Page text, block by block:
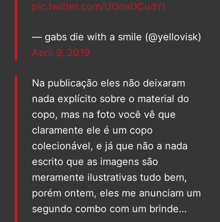
pic.twitter.com/UOoaDCudYj
— gabs die with a smile (@yellovisk)
April 9, 2019
Na publicação eles não deixaram
nada explícito sobre o material do
copo, mas na foto você vê que
claramente ele é um copo
colecionável, e já que não a nada
escrito que as imagens são
meramente ilustrativas tudo bem,
porém ontem, eles me anunciam um
segundo combo com um brinde…